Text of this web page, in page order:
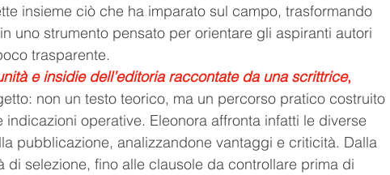
insieme ciò che ha imparato sul campo, trasformando
uno strumento pensato per orientare gli aspiranti autori
trasparente.
e insidie dell’editoria raccontate da una scrittrice,
non un testo teorico, ma un percorso pratico costruito
operative. Eleonora affronta infatti le diverse
pubblicazione, analizzandone vantaggi e criticità. Dalla
selezione, fino alle clausole da controllare prima di